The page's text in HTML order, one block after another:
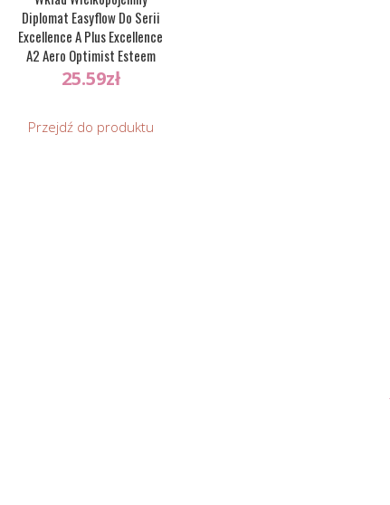
Diplomat Easyflow Do Serii
Excellence A Plus Excellence
A2 Aero Optimist Esteem
Traveller Magnum M N
25.59zł
Przejdź do produktu